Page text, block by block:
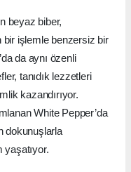
beyaz biber,
bir işlemle benzersiz bir
da aynı özenli
tanıdık lezzetleri
kazandırıyor.
White Pepper’da
dokunuşlarla
yaşatıyor.